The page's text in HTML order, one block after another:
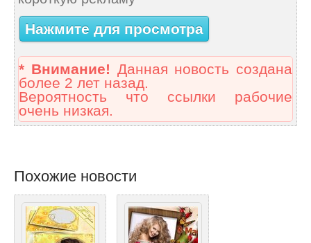
Нажмите для просмотра
* Внимание! Данная новость создана
более 2 лет назад.
Вероятность что ссылки рабочие
очень низкая.
Похожие новости